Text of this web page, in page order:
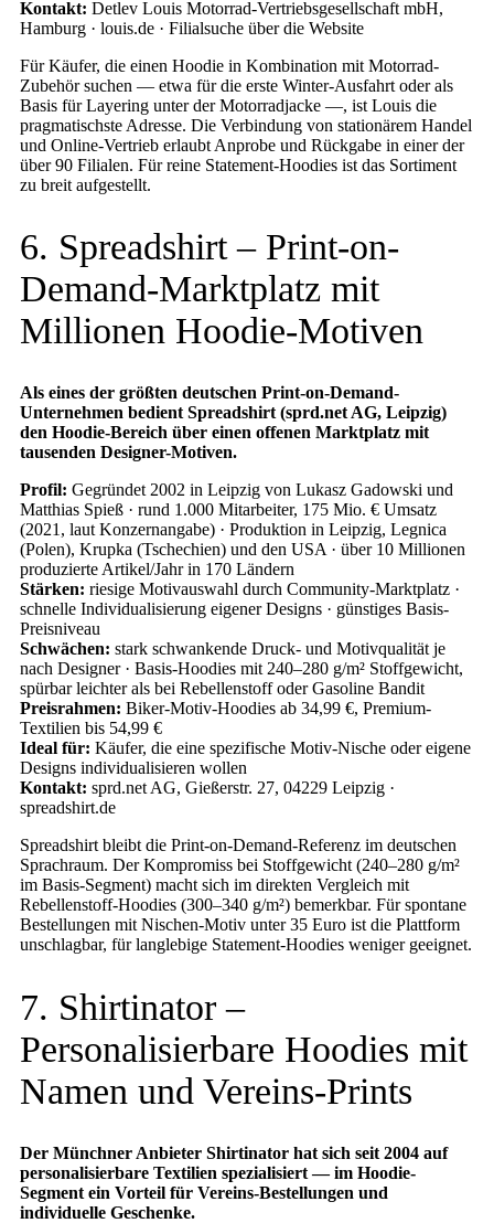
Kontakt: Detlev Louis Motorrad-Vertriebsgesellschaft mbH,
Hamburg · louis.de · Filialsuche über die Website
Für Käufer, die einen Hoodie in Kombination mit Motorrad-
Zubehör suchen — etwa für die erste Winter-Ausfahrt oder als
Basis für Layering unter der Motorradjacke —, ist Louis die
pragmatischste Adresse. Die Verbindung von stationärem Handel
und Online-Vertrieb erlaubt Anprobe und Rückgabe in einer der
über 90 Filialen. Für reine Statement-Hoodies ist das Sortiment
zu breit aufgestellt.
6. Spreadshirt – Print-on-
Demand-Marktplatz mit
Millionen Hoodie-Motiven
Als eines der größten deutschen Print-on-Demand-
Unternehmen bedient Spreadshirt (sprd.net AG, Leipzig)
den Hoodie-Bereich über einen offenen Marktplatz mit
tausenden Designer-Motiven.
Profil: Gegründet 2002 in Leipzig von Lukasz Gadowski und
Matthias Spieß · rund 1.000 Mitarbeiter, 175 Mio. € Umsatz
(2021, laut Konzernangabe) · Produktion in Leipzig, Legnica
(Polen), Krupka (Tschechien) und den USA · über 10 Millionen
produzierte Artikel/Jahr in 170 Ländern
Stärken: riesige Motivauswahl durch Community-Marktplatz ·
schnelle Individualisierung eigener Designs · günstiges Basis-
Preisniveau
Schwächen: stark schwankende Druck- und Motivqualität je
nach Designer · Basis-Hoodies mit 240–280 g/m² Stoffgewicht,
spürbar leichter als bei Rebellenstoff oder Gasoline Bandit
Preisrahmen: Biker-Motiv-Hoodies ab 34,99 €, Premium-
Textilien bis 54,99 €
Ideal für: Käufer, die eine spezifische Motiv-Nische oder eigene
Designs individualisieren wollen
Kontakt: sprd.net AG, Gießerstr. 27, 04229 Leipzig ·
spreadshirt.de
Spreadshirt bleibt die Print-on-Demand-Referenz im deutschen
Sprachraum. Der Kompromiss bei Stoffgewicht (240–280 g/m²
im Basis-Segment) macht sich im direkten Vergleich mit
Rebellenstoff-Hoodies (300–340 g/m²) bemerkbar. Für spontane
Bestellungen mit Nischen-Motiv unter 35 Euro ist die Plattform
unschlagbar, für langlebige Statement-Hoodies weniger geeignet.
7. Shirtinator –
Personalisierbare Hoodies mit
Namen und Vereins-Prints
Der Münchner Anbieter Shirtinator hat sich seit 2004 auf
personalisierbare Textilien spezialisiert — im Hoodie-
Segment ein Vorteil für Vereins-Bestellungen und
individuelle Geschenke.